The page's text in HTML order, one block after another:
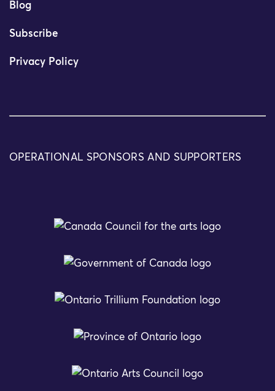
Blog
Subscribe
Privacy Policy
OPERATIONAL SPONSORS AND SUPPORTERS